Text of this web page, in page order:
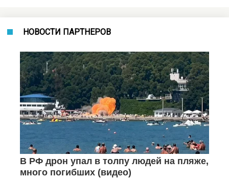
НОВОСТИ ПАРТНЕРОВ